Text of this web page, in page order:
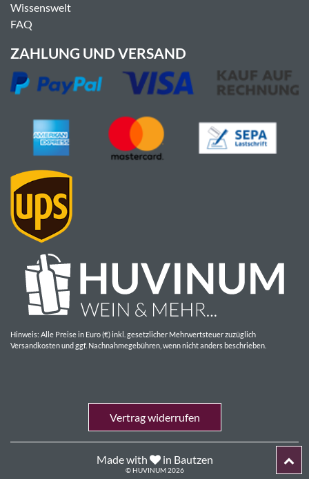
Wissenswelt
FAQ
ZAHLUNG UND VERSAND
Hinweis: Alle Preise in Euro (€) inkl. gesetzlicher Mehrwertsteuer zuzüglich
Versandkosten und ggf. Nachnahmegebühren, wenn nicht anders beschrieben.
Vertrag widerrufen
Made with in Bautzen
© HUVINUM 2026